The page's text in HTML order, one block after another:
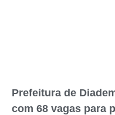
Prefeitura de
com 68 vagas para